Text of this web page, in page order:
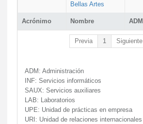
Acrónimo Nombre ADM
Bellas Artes
Previa 1 Siguiente
ADM: Administración
INF: Servicios informáticos
SAUX: Servicios auxiliares
LAB: Laboratorios
UPE: Unidad de prácticas en empresa
URI: Unidad de relaciones internacionales